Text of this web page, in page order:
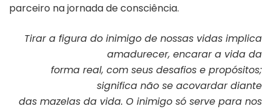
parceiro na jornada de consciência.
Tirar a figura do inimigo de nossas vidas implica
amadurecer, encarar a vida da
forma real, com seus desafios e propósitos;
significa não se acovardar diante
das mazelas da vida. O inimigo só serve para nos